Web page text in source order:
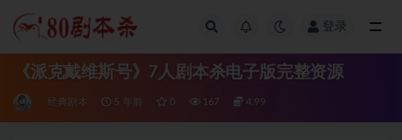
登录
《派克戴维斯号》7人剧本杀电子版完整资源
经典剧本 5 年前 0 167 4.99